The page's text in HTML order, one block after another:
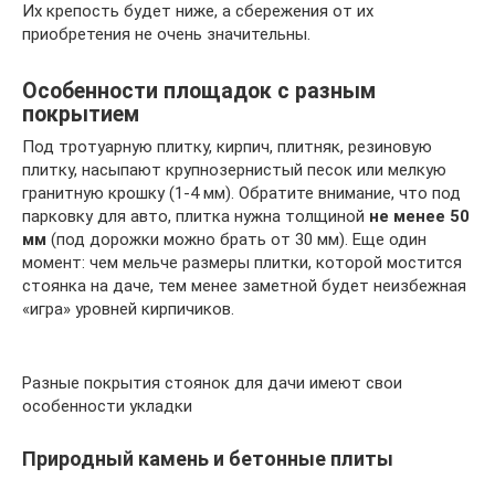
Их крепость будет ниже, а сбережения от их
приобретения не очень значительны.
Особенности площадок с разным
покрытием
Под тротуарную плитку, кирпич, плитняк, резиновую
плитку, насыпают крупнозернистый песок или мелкую
гранитную крошку (1-4 мм). Обратите внимание, что под
парковку для авто, плитка нужна толщиной не менее 50
мм (под дорожки можно брать от 30 мм). Еще один
момент: чем мельче размеры плитки, которой мостится
стоянка на даче, тем менее заметной будет неизбежная
«игра» уровней кирпичиков.
Разные покрытия стоянок для дачи имеют свои
особенности укладки
Природный камень и бетонные плиты